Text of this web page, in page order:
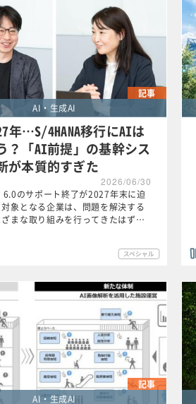
記事
AI・生成AI
年…S/4HANA移行にAIは
？「AI前提」の基幹シス
が本質的すぎた
2026/06/30
6.0のサポート終了が2027年末に迫
象となる企業は、問題を解決する
ざまな取り組みを行ってきたはず…
記事
AI・生成AI